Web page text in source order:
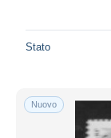
Stato
Nuovo